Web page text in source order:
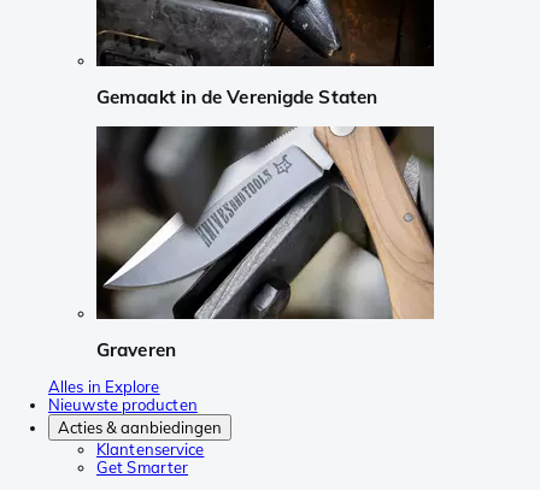
Gemaakt in de Verenigde Staten
Graveren
Alles in Explore
Nieuwste producten
Acties & aanbiedingen
Klantenservice
Get Smarter